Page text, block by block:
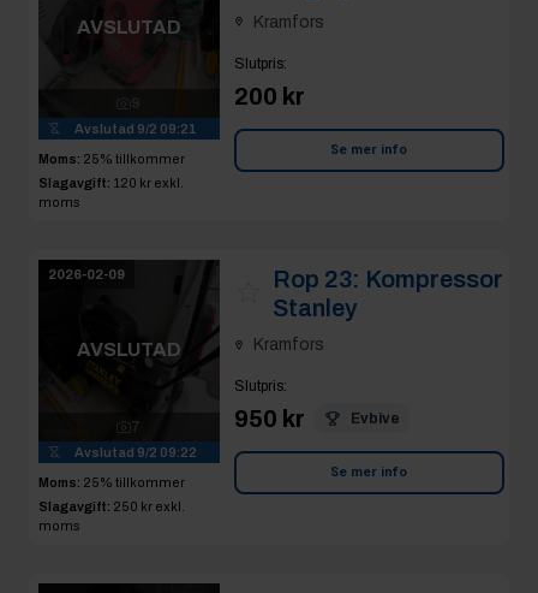
AVSLUTAD
Avslutad 9/2 09:21
Moms: 25% tillkommer
Slagavgift: 120 kr exkl.
moms
Kramfors
Slutpris:
200 kr
Se mer info
2026-02-09
AVSLUTAD
7
Avslutad 9/2 09:22
Moms: 25% tillkommer
Slagavgift: 250 kr exkl.
moms
Rop 23: Kompressor
Stanley
Kramfors
Slutpris:
950 kr Evbive
Se mer info